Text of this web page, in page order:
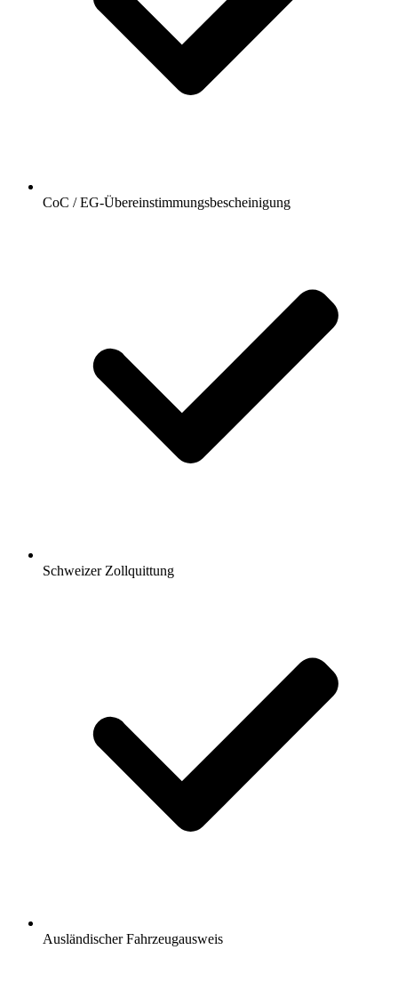
CoC / EG-Übereinstimmungsbescheinigung
Schweizer Zollquittung
Ausländischer Fahrzeugausweis